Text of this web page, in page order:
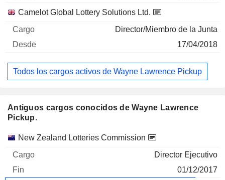
Camelot Global Lottery Solutions Ltd.
Director/Miembro de la Junta
17/04/2018
Todos los cargos activos de Wayne Lawrence Pickup
Antiguos cargos conocidos de Wayne Lawrence
Pickup.
Empresas Cargo Fin
New Zealand Lotteries Commission
Director Ejecutivo
01/12/2017